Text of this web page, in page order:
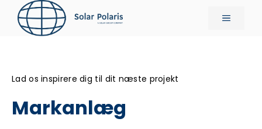
indhold
Menu
Lad os inspirere dig til dit næste projekt
Markanlæg